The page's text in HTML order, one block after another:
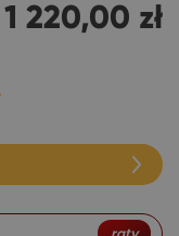
1 220,00 zł